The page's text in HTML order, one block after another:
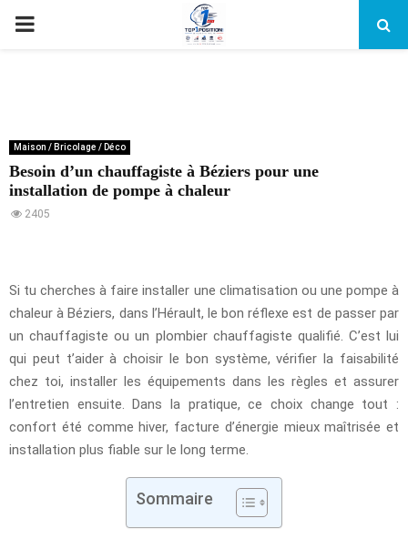
PRIMARY
Maison / Bricolage / Déco
Besoin d’un chauffagiste à Béziers pour une
installation de pompe à chaleur
2405
Si tu cherches à faire installer une climatisation ou une pompe à
chaleur à Béziers, dans l’Hérault, le bon réflexe est de passer par
un chauffagiste ou un plombier chauffagiste qualifié. C’est lui
qui peut t’aider à choisir le bon système, vérifier la faisabilité
chez toi, installer les équipements dans les règles et assurer
l’entretien ensuite. Dans la pratique, ce choix change tout :
confort été comme hiver, facture d’énergie mieux maîtrisée et
installation plus fiable sur le long terme.
Sommaire